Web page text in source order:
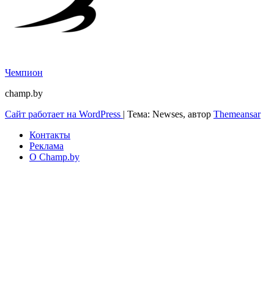
Чемпион
champ.by
Сайт работает на WordPress | Тема: Newses, автор Themeansar
Контакты
Реклама
О Champ.by